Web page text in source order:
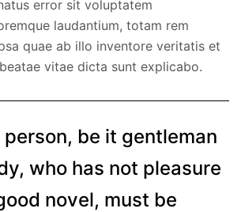
error sit voluptatem
laudantium, totam rem
quae ab illo inventore veritatis et
vitae dicta sunt explicabo.
person, be it gentleman
who has not pleasure
novel, must be